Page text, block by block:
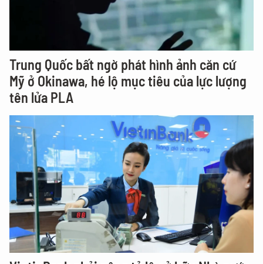
Trung Quốc bất ngờ phát hình ảnh căn cứ
Mỹ ở Okinawa, hé lộ mục tiêu của lực lượng
tên lửa PLA